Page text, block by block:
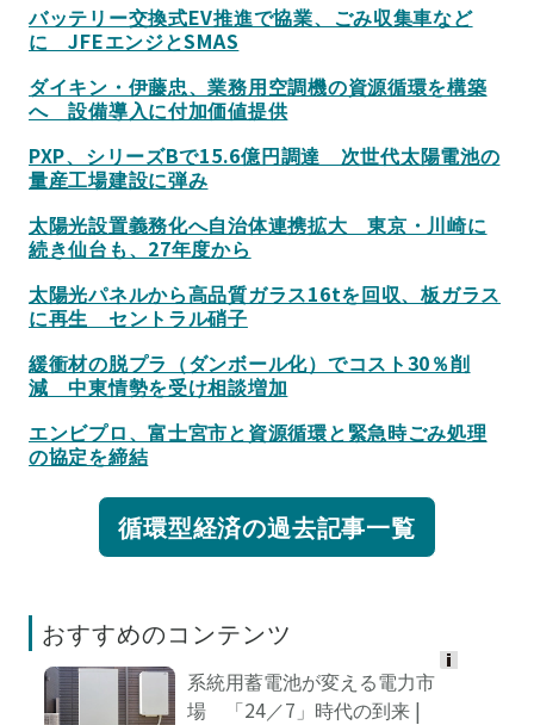
バッテリー交換式EV推進で協業、ごみ収集車など
に JFEエンジとSMAS
ダイキン・伊藤忠、業務用空調機の資源循環を構築
へ 設備導入に付加価値提供
PXP、シリーズBで15.6億円調達 次世代太陽電池の
量産工場建設に弾み
太陽光設置義務化へ自治体連携拡大 東京・川崎に
続き仙台も、27年度から
太陽光パネルから高品質ガラス16tを回収、板ガラス
に再生 セントラル硝子
緩衝材の脱プラ（ダンボール化）でコスト30％削
減 中東情勢を受け相談増加
エンビプロ、富士宮市と資源循環と緊急時ごみ処理
の協定を締結
循環型経済の過去記事一覧
おすすめのコンテンツ
系統用蓄電池が変える電力市
場 「24／7」時代の到来 |